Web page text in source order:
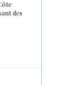
des